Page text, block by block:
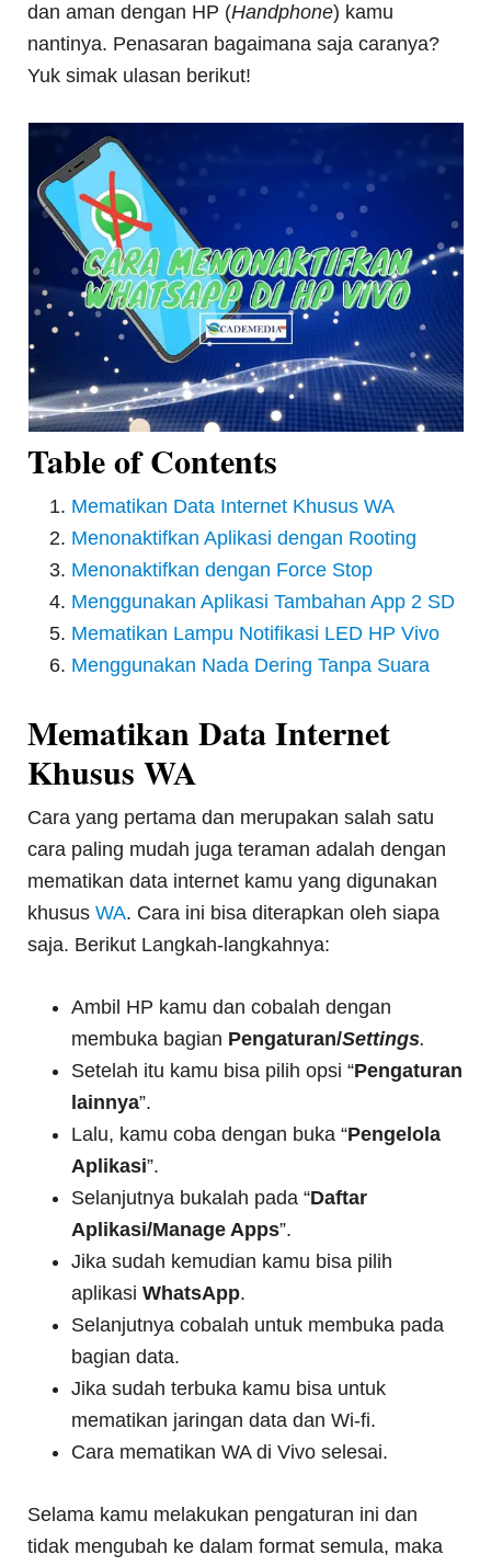
dan aman dengan HP (Handphone) kamu
nantinya. Penasaran bagaimana saja caranya?
Yuk simak ulasan berikut!
Table of Contents
Mematikan Data Internet Khusus WA
Menonaktifkan Aplikasi dengan Rooting
Menonaktifkan dengan Force Stop
Menggunakan Aplikasi Tambahan App 2 SD
Mematikan Lampu Notifikasi LED HP Vivo
Menggunakan Nada Dering Tanpa Suara
Mematikan Data Internet
Khusus WA
Cara yang pertama dan merupakan salah satu
cara paling mudah juga teraman adalah dengan
mematikan data internet kamu yang digunakan
khususWA. Cara ini bisa diterapkan oleh siapa
saja. Berikut Langkah-langkahnya:
Ambil HP kamu dan cobalah dengan
membuka bagian Pengaturan/Settings.
Setelah itu kamu bisa pilih opsi “Pengaturan
lainnya”.
Lalu, kamu coba dengan buka “Pengelola
Aplikasi”.
Selanjutnya bukalah pada “Daftar
Aplikasi/Manage Apps”.
Jika sudah kemudian kamu bisa pilih
aplikasiWhatsApp.
Selanjutnya cobalah untuk membuka pada
bagian data.
Jika sudah terbuka kamu bisa untuk
mematikan jaringan data dan Wi-fi.
Cara mematikan WA di Vivo selesai.
Selama kamu melakukan pengaturan ini dan
tidak mengubah ke dalam format semula, maka